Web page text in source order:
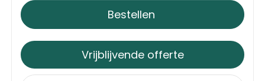
Toilettassen
Waterbestendige tassen
Autotassen
Bestellen
Vrijblijvende offerte